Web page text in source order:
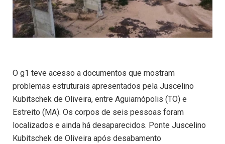
O g1 teve acesso a documentos que mostram
problemas estruturais apresentados pela Juscelino
Kubitschek de Oliveira, entre Aguiarnópolis (TO) e
Estreito (MA). Os corpos de seis pessoas foram
localizados e ainda há desaparecidos. Ponte Juscelino
Kubitschek de Oliveira após desabamento